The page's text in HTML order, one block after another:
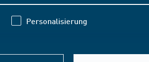
Personalisierung